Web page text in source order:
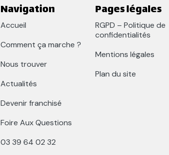
Navigation
Accueil
Comment ça marche ?
Nous trouver
Actualités
Devenir franchisé
Foire Aux Questions
03 39 64 02 32
Pages légales
RGPD – Politique de
confidentialités
Mentions légales
Plan du site